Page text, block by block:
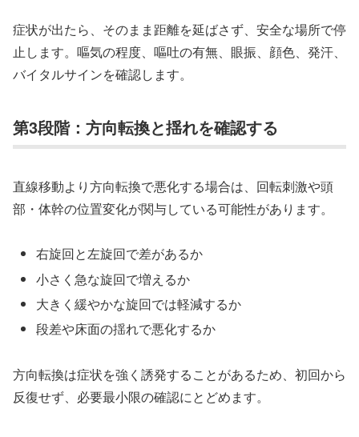
症状が出たら、そのまま距離を延ばさず、安全な場所で停
止します。嘔気の程度、嘔吐の有無、眼振、顔色、発汗、
バイタルサインを確認します。
第3段階：方向転換と揺れを確認する
直線移動より方向転換で悪化する場合は、回転刺激や頭
部・体幹の位置変化が関与している可能性があります。
右旋回と左旋回で差があるか
小さく急な旋回で増えるか
大きく緩やかな旋回では軽減するか
段差や床面の揺れで悪化するか
方向転換は症状を強く誘発することがあるため、初回から
反復せず、必要最小限の確認にとどめます。